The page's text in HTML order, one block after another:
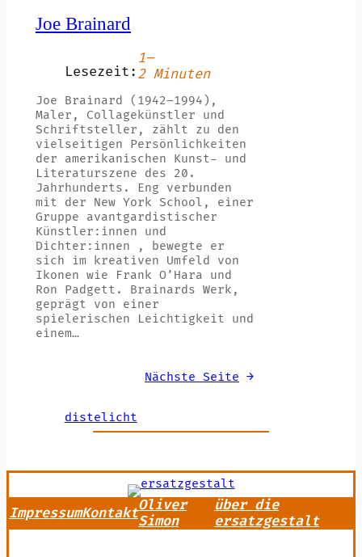
Joe Brainard
Lesezeit:
1–
2 Minuten
Joe Brainard (1942–1994),
Maler, Collagekünstler und
Schriftsteller, zählt zu den
vielseitigen Persönlichkeiten
der amerikanischen Kunst- und
Literaturszene des 20.
Jahrhunderts. Eng verbunden
mit der New York School, einer
Gruppe avantgardistischer
Künstler:innen und
Dichter:innen , bewegte er
sich im kreativen Umfeld von
Ikonen wie Frank O’Hara und
Ron Padgett. Brainards Werk,
geprägt von einer
spielerischen Leichtigkeit und
einem…
Nächste Seite →
distelicht
ImpressumKontaktOliver
Simon
über die
ersatzgestalt